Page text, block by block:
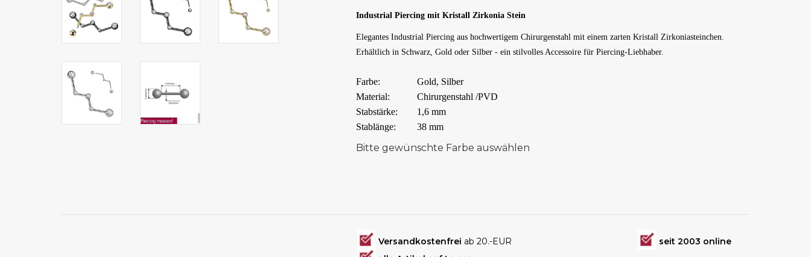
Industrial Piercing mit Kristall Zirkonia Stein
Elegantes Industrial Piercing aus hochwertigem Chirurgenstahl mit einem zarten Kristall Zirkoniasteinchen.
Erhältlich in Schwarz, Gold oder Silber - ein stilvolles Accessoire für Piercing-Liebhaber.
Farbe:
Gold, Silber
Material:
Chirurgenstahl /PVD
Stabstärke:
1,6 mm
Stablänge:
38 mm
Bitte gewünschte Farbe auswählen
Versandkostenfrei ab 20.-EUR
seit 2003 online